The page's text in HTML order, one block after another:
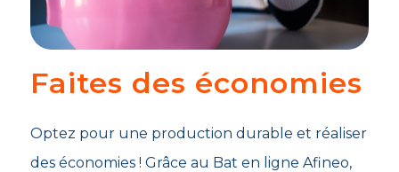
Faites des économies
Optez pour une production durable et réaliser
des économies ! Grâce au Bat en ligne Afineo,